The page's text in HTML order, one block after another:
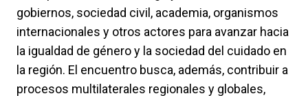
gobiernos, sociedad civil, academia, organismos
internacionales y otros actores para avanzar hacia
la igualdad de género y la sociedad del cuidado en
la región. El encuentro busca, además, contribuir a
procesos multilaterales regionales y globales,